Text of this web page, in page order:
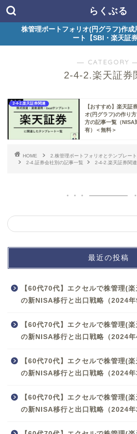
らくぶる
株管理ポートフォリオ(円グラフ)作成
ート【SBI・楽天証券
― CATEGORY
2-4-2.楽天証券
2-4-2.楽天証券関連
【おすすめ】楽天証
オ(円グラフ)の作り
方の記事一覧（NISA
有）＜無料＞
HOME
2.株管理ポートフォリオとテンプレート
2-4.証券会社別の記事一覧
2-4-2.楽天証券関連
最近の投稿
【60代70代】エクセルで株管理(
の新NISA移行と出口戦略（2024年
【60代70代】エクセルで株管理(
の新NISA移行と出口戦略（2024年
【60代70代】エクセルで株管理(
の新NISA移行と出口戦略（2024年
【60代70代】エクセルで株管理(
の新NISA移行と出口戦略（2024年